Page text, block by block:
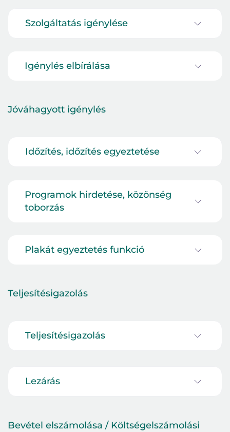
E-mail cím
Jelszó
Elfelejtett jelszó Belépés
Szolgáltatás igénylése
Igénylés elbírálása
Jóváhagyott igénylés
Időzítés, időzítés egyeztetése
Programok hirdetése, közönség
toborzás
Plakát egyeztetés funkció
Teljesítésigazolás
Teljesítésigazolás
Lezárás
Bevétel elszámolása / Költségelszámolási